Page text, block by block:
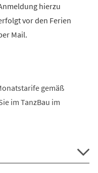
hierzu
vor den Ferien
Mail.
gemäß
im TanzBau im